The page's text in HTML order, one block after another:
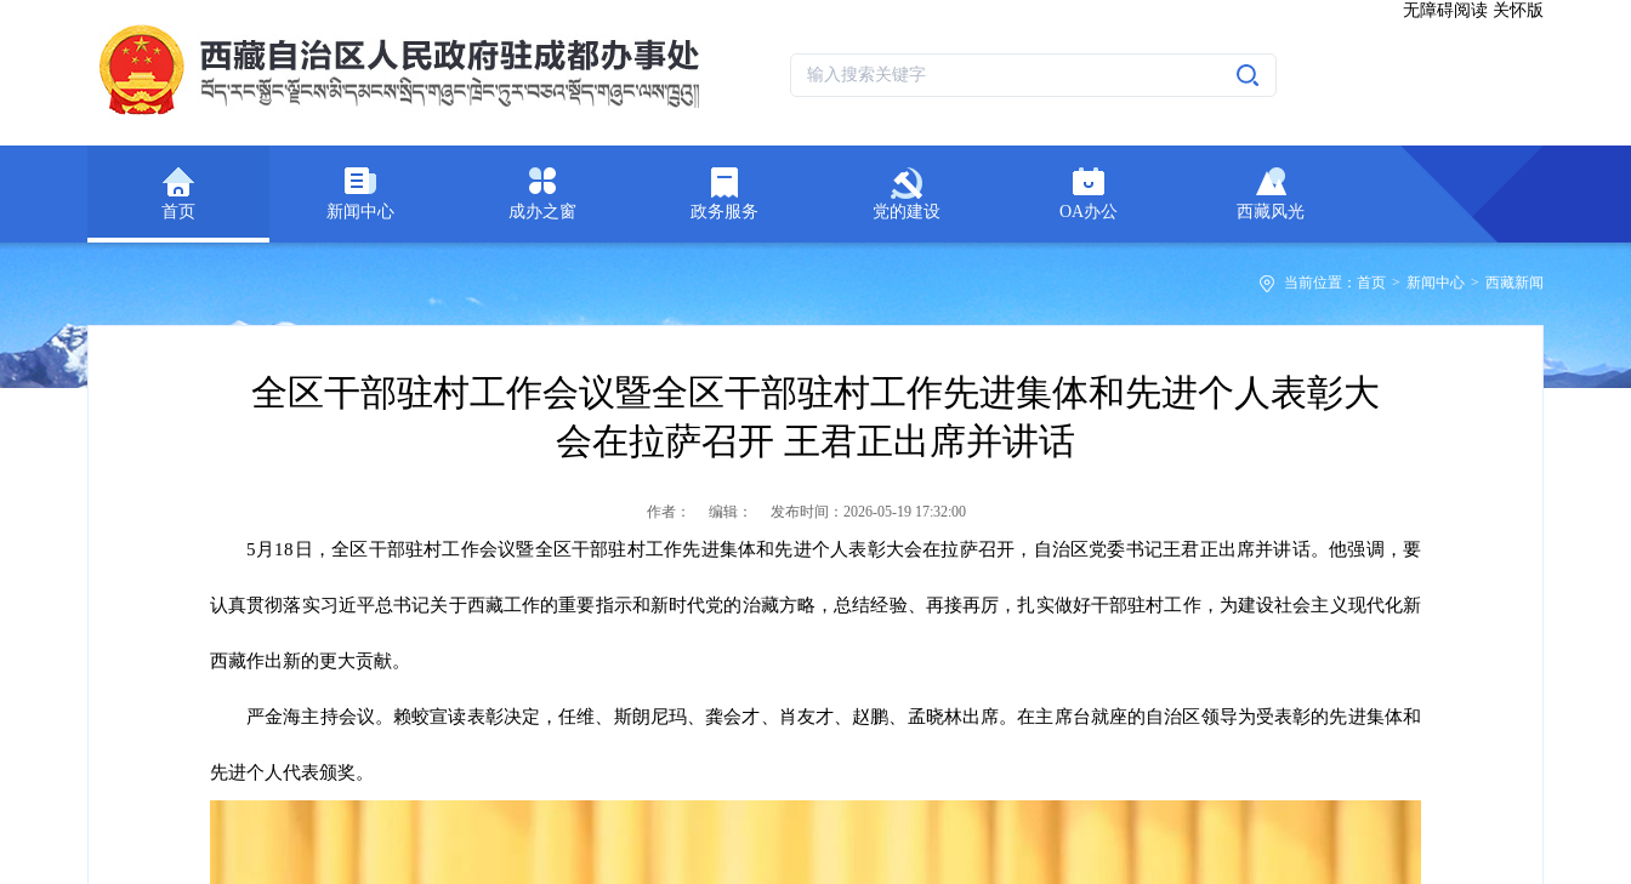
无障碍阅读 关怀版
首页 新闻中心 成办之窗 政务服务 党的建设 OA办公 西藏风光
当前位置： 首页 > 新闻中心 > 西藏新闻
全区干部驻村工作会议暨全区干部驻村工作先进集体和先进个人表彰大
会在拉萨召开 王君正出席并讲话
作者： 编辑： 发布时间： 2026-05-19 17:32:00
5月18日，全区干部驻村工作会议暨全区干部驻村工作先进集体和先进个人表彰大会在拉萨召开，自治区党委书记王君正出席并讲话。他强调，要
认真贯彻落实习近平总书记关于西藏工作的重要指示和新时代党的治藏方略，总结经验、再接再厉，扎实做好干部驻村工作，为建设社会主义现代化新
西藏作出新的更大贡献。
严金海主持会议。赖蛟宣读表彰决定，任维、斯朗尼玛、龚会才、肖友才、赵鹏、孟晓林出席。在主席台就座的自治区领导为受表彰的先进集体和
先进个人代表颁奖。